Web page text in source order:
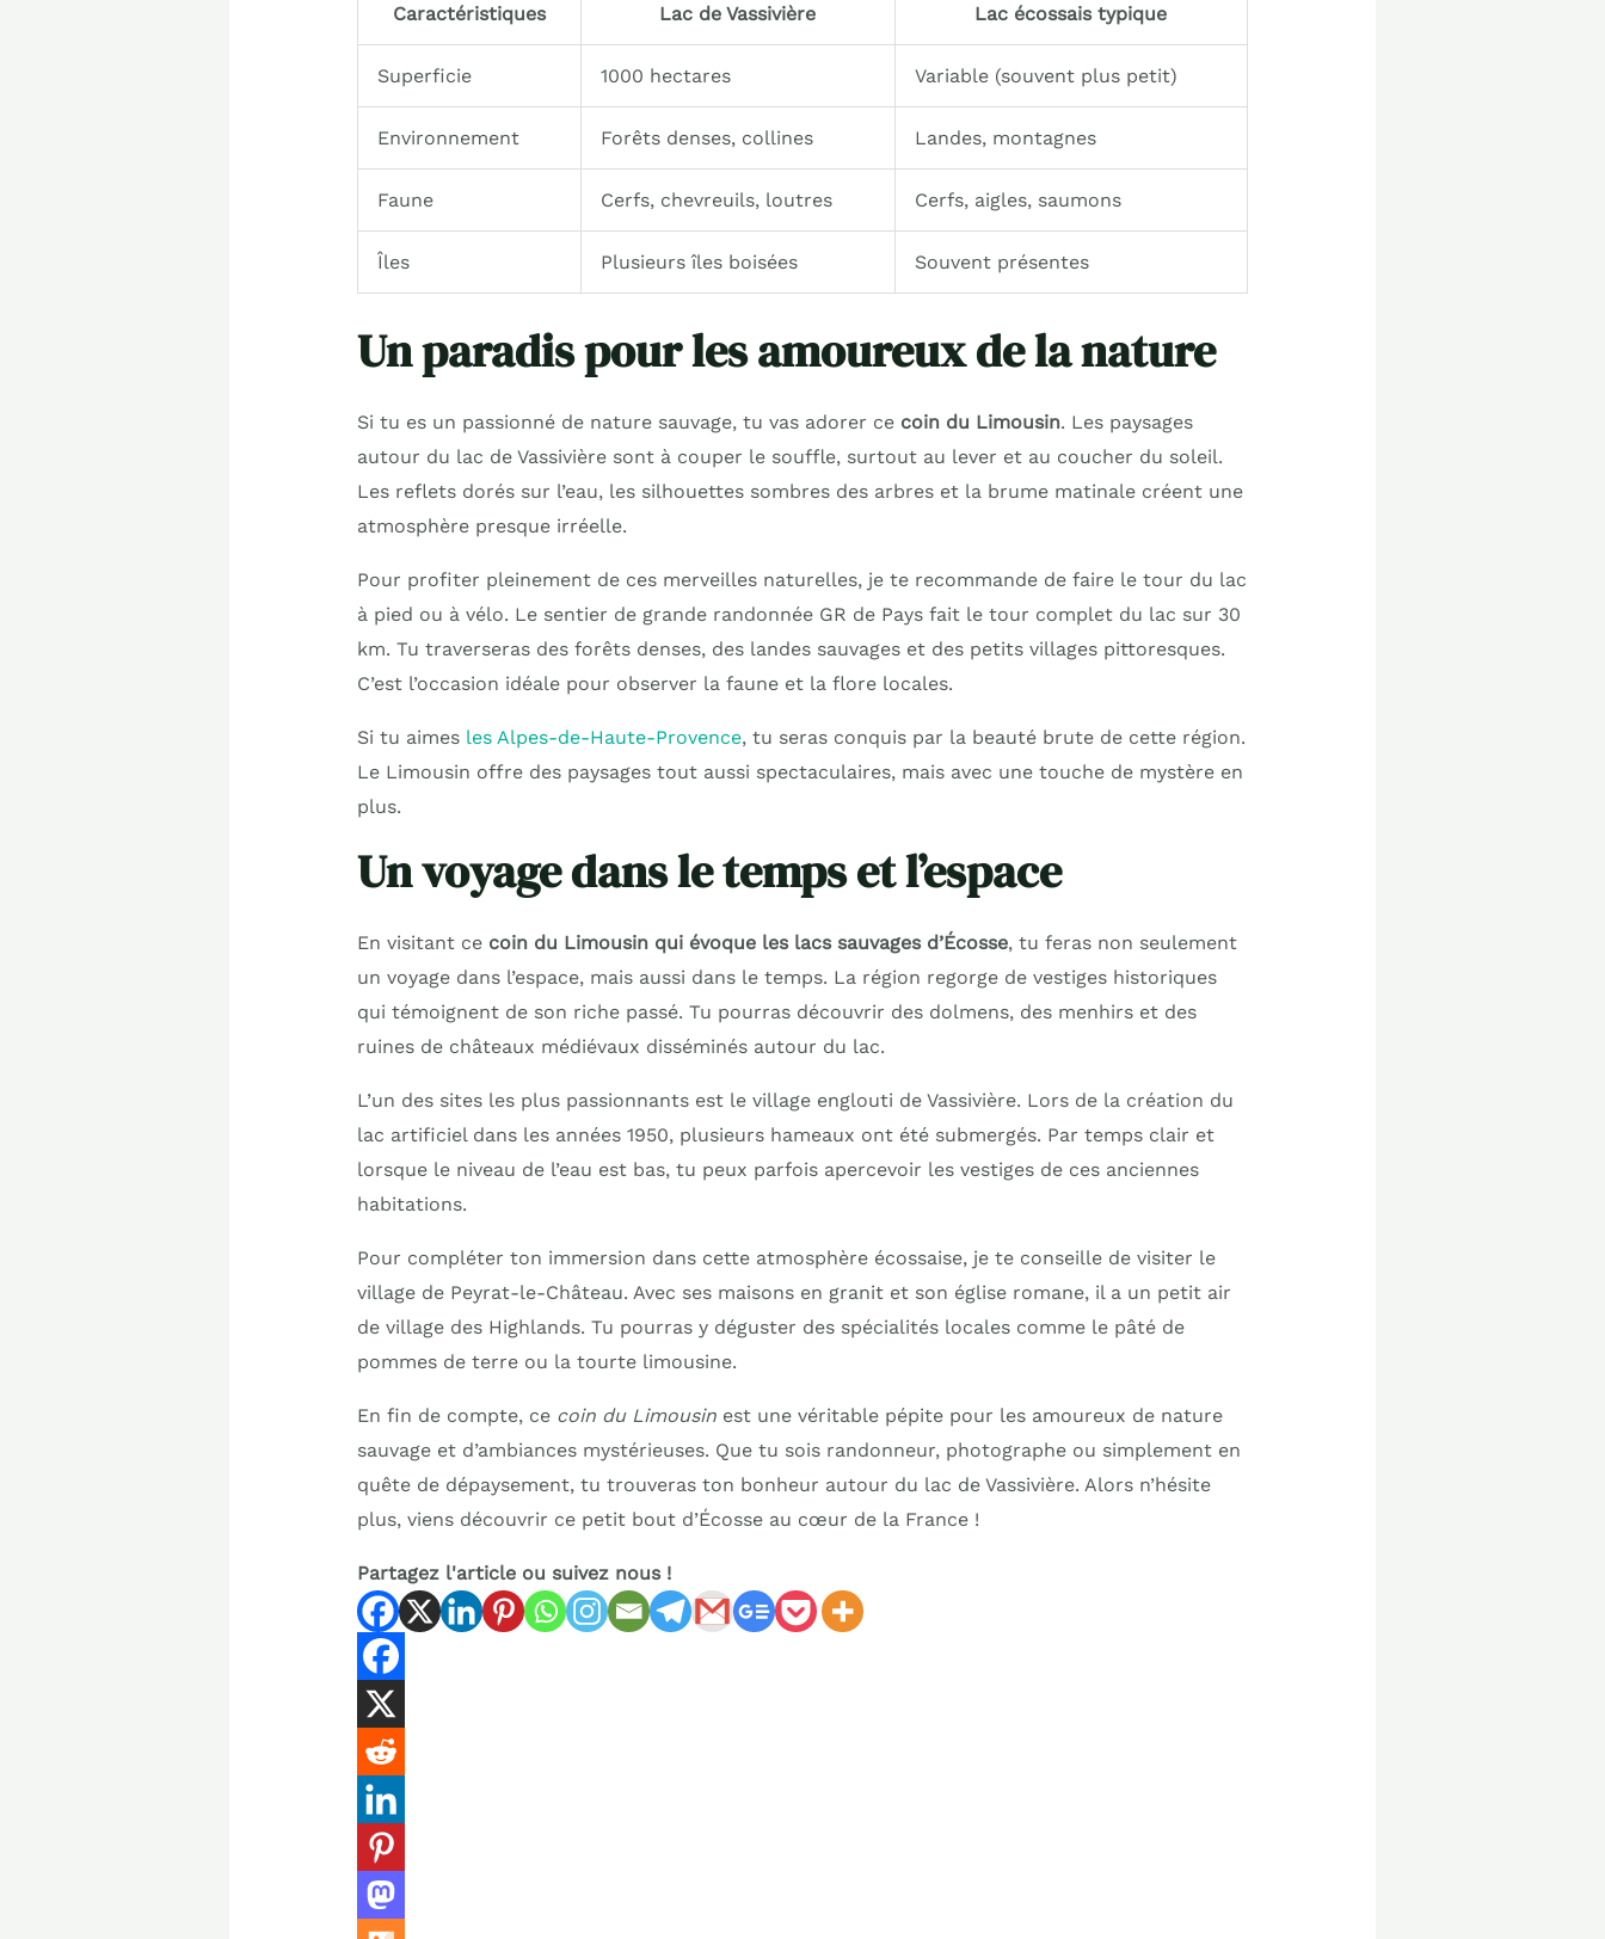
Caractéristiques Lac de Vassivière Lac écossais typique
Superficie 1000 hectares Variable (souvent plus petit)
Environnement Forêts denses, collines Landes, montagnes
Faune Cerfs, chevreuils, loutres Cerfs, aigles, saumons
Îles Plusieurs îles boisées Souvent présentes
Un paradis pour les amoureux de la nature
Si tu es un passionné de nature sauvage, tu vas adorer ce coin du Limousin. Les paysages
autour du lac de Vassivière sont à couper le souffle, surtout au lever et au coucher du soleil.
Les reflets dorés sur l’eau, les silhouettes sombres des arbres et la brume matinale créent une
atmosphère presque irréelle.
Pour profiter pleinement de ces merveilles naturelles, je te recommande de faire le tour du lac
à pied ou à vélo. Le sentier de grande randonnée GR de Pays fait le tour complet du lac sur 30
km. Tu traverseras des forêts denses, des landes sauvages et des petits villages pittoresques.
C’est l’occasion idéale pour observer la faune et la flore locales.
Si tu aimes les Alpes-de-Haute-Provence, tu seras conquis par la beauté brute de cette région.
Le Limousin offre des paysages tout aussi spectaculaires, mais avec une touche de mystère en
plus.
Un voyage dans le temps et l’espace
En visitant ce coin du Limousin qui évoque les lacs sauvages d’Écosse, tu feras non seulement
un voyage dans l’espace, mais aussi dans le temps. La région regorge de vestiges historiques
qui témoignent de son riche passé. Tu pourras découvrir des dolmens, des menhirs et des
ruines de châteaux médiévaux disséminés autour du lac.
L’un des sites les plus passionnants est le village englouti de Vassivière. Lors de la création du
lac artificiel dans les années 1950, plusieurs hameaux ont été submergés. Par temps clair et
lorsque le niveau de l’eau est bas, tu peux parfois apercevoir les vestiges de ces anciennes
habitations.
Pour compléter ton immersion dans cette atmosphère écossaise, je te conseille de visiter le
village de Peyrat-le-Château. Avec ses maisons en granit et son église romane, il a un petit air
de village des Highlands. Tu pourras y déguster des spécialités locales comme le pâté de
pommes de terre ou la tourte limousine.
En fin de compte, ce coin du Limousinest une véritable pépite pour les amoureux de nature
sauvage et d’ambiances mystérieuses. Que tu sois randonneur, photographe ou simplement en
quête de dépaysement, tu trouveras ton bonheur autour du lac de Vassivière. Alors n’hésite
plus, viens découvrir ce petit bout d’Écosse au cœur de la France !
Partagez l'article ou suivez nous !